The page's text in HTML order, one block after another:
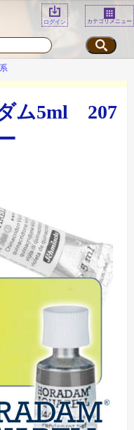
ログイン カテゴリメニュー
ム5ml 207